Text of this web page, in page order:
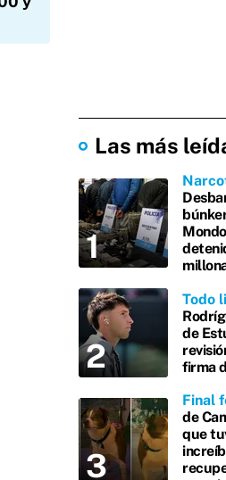
Las más
Todo
de
firma
Final
de
que